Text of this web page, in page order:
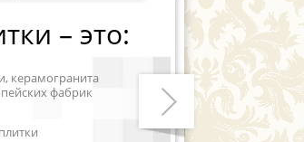
– это:
керамогранита
фабрик